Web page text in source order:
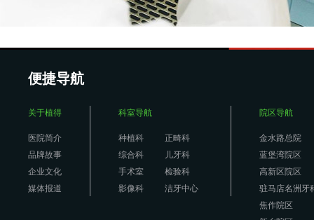
便捷导航
关于植得
医院简介
品牌故事
企业文化
媒体报道
科室导航
种植科
正畸科
综合科
儿牙科
手术室
检验科
影像科
洁牙中心
院区导航
金水路总院
蓝堡湾院区
高新区院区
驻马店名洲牙
焦作院区